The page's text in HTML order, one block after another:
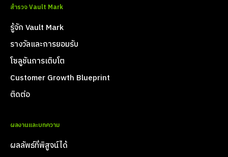
สำรวจ Vault Mark
รู้จัก Vault Mark
รางวัลและการยอมรับ
โซลูชันการเติบโต
Customer Growth Blueprint
ติดต่อ
ผลงานและบทความ
ผลลัพธ์ที่พิสูจน์ได้